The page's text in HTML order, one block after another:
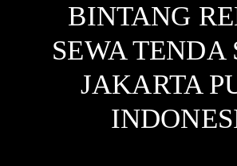
BINTANG
SEWA TENDA
JAKARTA